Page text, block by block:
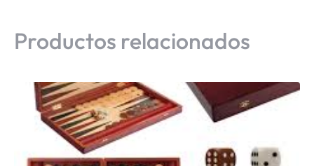
Productos relacionados